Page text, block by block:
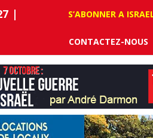
|
S’ABONNER A
CONTACTEZ-NOUS